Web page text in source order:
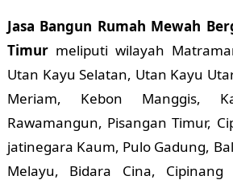
Jasa Bangun Rumah Mewah
Timurmeliputi wilayah
Utan Kayu Selatan, Utan Kayu
Meriam, Kebon Manggis,
Rawamangun, Pisangan Timur,
jatinegara Kaum, Pulo Gadung,
Melayu, Bidara Cina, Cipinang